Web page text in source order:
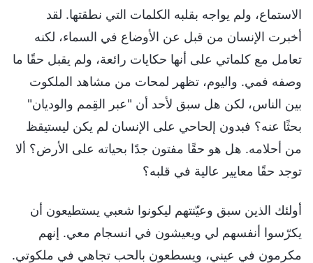
الاستماع، ولم يواجه بقلبه الكلمات التي نطقتها. لقد
أخبرت الإنسان من قبل عن الأوضاع في السماء، لكنه
تعامل مع كلماتي على أنها حكايات رائعة، ولم يقبل حقًا ما
وصفه فمي. واليوم، تظهر لمحات من مشاهد الملكوت
بين الناس، لكن هل سبق لأحد أن "عبر القِمم والوديان"
بحثًا عنه؟ فبدون إلحاحي على الإنسان لم يكن ليستيقظ
من أحلامه. هل هو حقًا مفتون جدًا بحياته على الأرض؟ ألا
توجد حقًا معايير عالية في قلبه؟
أولئك الذين سبق وعيّنتهم ليكونوا شعبي يستطيعون أن
يكرّسوا أنفسهم لي ويعيشون في انسجام معي. إنهم
مكرمون في عيني، ويسطعون بالحب تجاهي في ملكوتي.